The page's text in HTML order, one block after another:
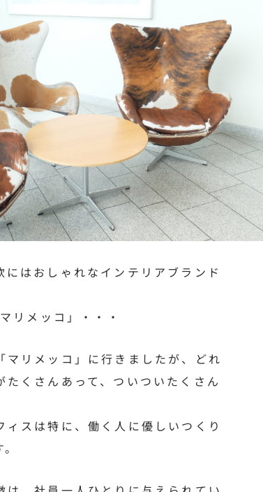
はおしゃれなインテリアブランド
リメッコ」・・・
リメッコ」に行きましたが、どれ
くさんあって、ついついたくさん
スは特に、働く人に優しいつくり